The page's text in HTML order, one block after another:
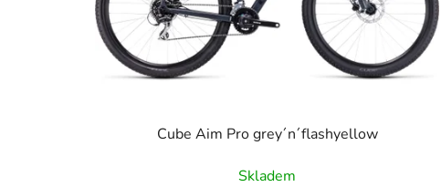
Cube Aim Pro grey´n´flashyellow
Skladem